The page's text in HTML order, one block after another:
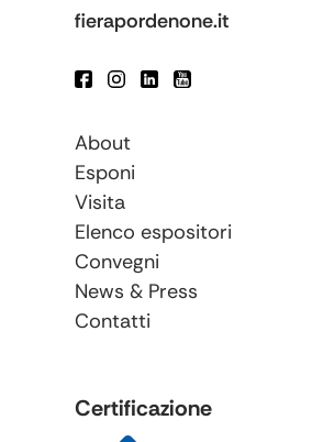
fierapordenone.it
About
Esponi
Visita
Elenco espositori
Convegni
News & Press
Contatti
Certificazione